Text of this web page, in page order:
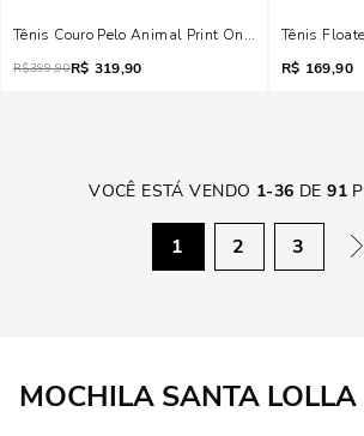
Tênis Couro Pelo Animal Print Onça
R$399,90R$ 319,90
Tênis
R$ 169,90
VOCÊ ESTÁ VENDO 1-36 DE91
1 2 3
MOCHILA SANTA LOLLA